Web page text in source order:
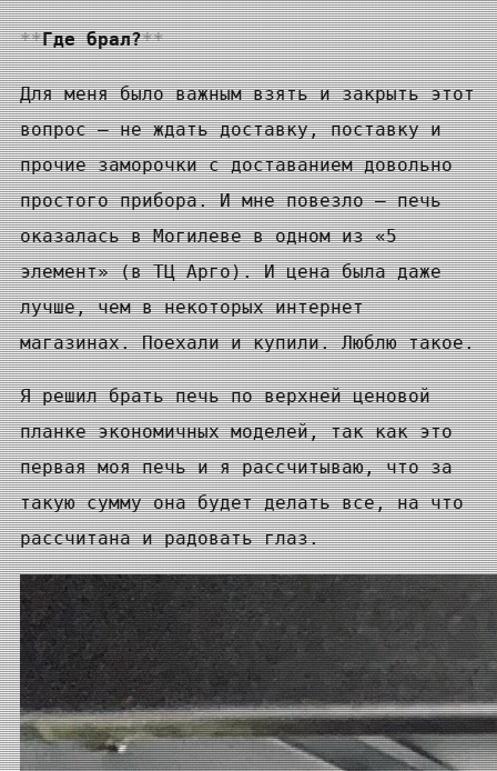
Где брал?
Для меня было важным взять и закрыть этот
вопрос — не ждать доставку, поставку и
прочие заморочки с доставанием довольно
простого прибора. И мне повезло — печь
оказалась в Могилеве в одном из «5
элемент» (в ТЦ Арго). И цена была даже
лучше, чем в некоторых интернет
магазинах. Поехали и купили. Люблю такое.
Я решил брать печь по верхней ценовой
планке экономичных моделей, так как это
первая моя печь и я рассчитываю, что за
такую сумму она будет делать все, на что
рассчитана и радовать глаз.